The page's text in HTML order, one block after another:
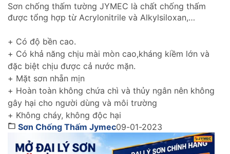
Sơn chống thấm tường JYMEC là chất chống thấm
được tổng hợp từ Acrylonitrile và Alkylsiloxan,
tường ngoài trời gìn giữ và tôn lên vẻ đẹp ngôi nhà
của bạn thách thức với thời gian.
+ Có độ bền cao.
+ Có khả năng chịu mài mòn cao,kháng kiềm lớn và
đặc biệt chịu được cả nước mặn.
+ Mặt sơn nhẵn mịn
+ Hoàn toàn không chứa chì và thủy ngân nên không
gây hại cho người dùng và môi trường
+ Không cháy, không độc hại
Sơn Chống Thấm Jymec09-01-2023